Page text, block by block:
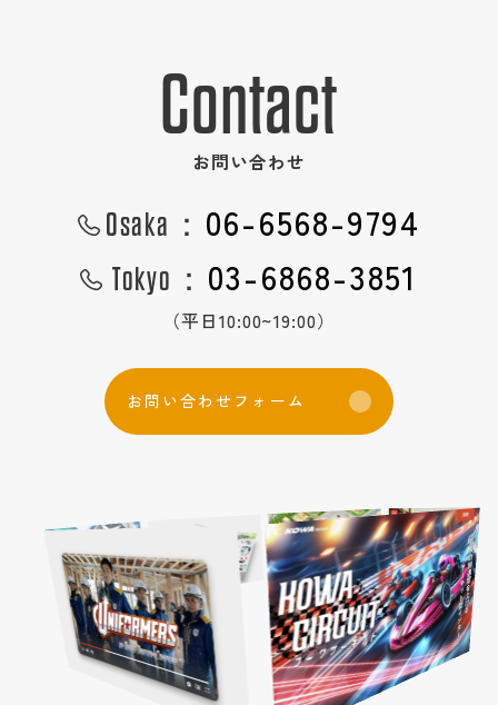
Contact
お問い合わせ
Osaka： 06-6568-9794
Tokyo： 03-6868-3851
（平日10:00~19:00）
お 問 い合わせ フ ォ ー ム